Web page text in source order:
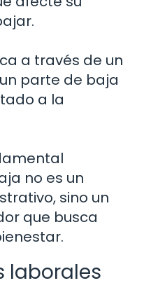
a través de un
parte de baja
a la
no es un
sino un
que busca
laborales